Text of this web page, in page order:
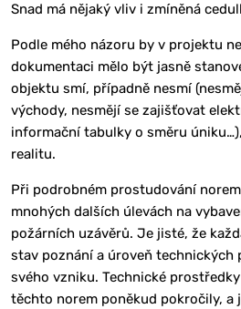
Snad má nějaký vliv i zmíněná
Podle mého názoru by v projektu
dokumentaci mělo být jasně
objektu smí, případně nesmí
východy, nesmějí se zajišťovat
informační tabulky o směru
realitu.
Při podrobném prostudování
mnohých dalších úlevách na
požárních uzávěrů. Je jisté, že
stav poznání a úroveň technických
svého vzniku. Technické
těchto norem poněkud pokročily, a